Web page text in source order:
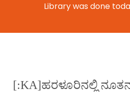
Library was done
[:KA]ಹರಳೂರಿನಲ್ಲಿ